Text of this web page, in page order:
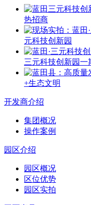
热招商
元科技创新园
三元科技创新园
+生态文明
开发商介绍
集团概况
操作案例
园区介绍
园区概况
区位优势
园区实拍